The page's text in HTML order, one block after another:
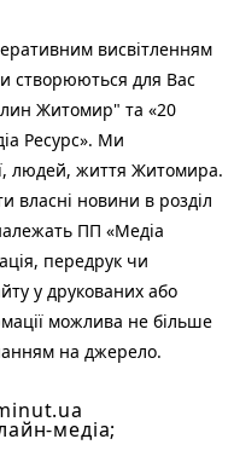
висвітленням
створюються для Вас
Житомир" та «20
Ресурс». Ми
людей, життя Житомира.
власні новини в розділ
ПП «Медіа
передрук чи
у друкованих або
можлива не більше
на джерело.
медіа;